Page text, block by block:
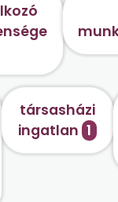
társasházi
ingatlan 1